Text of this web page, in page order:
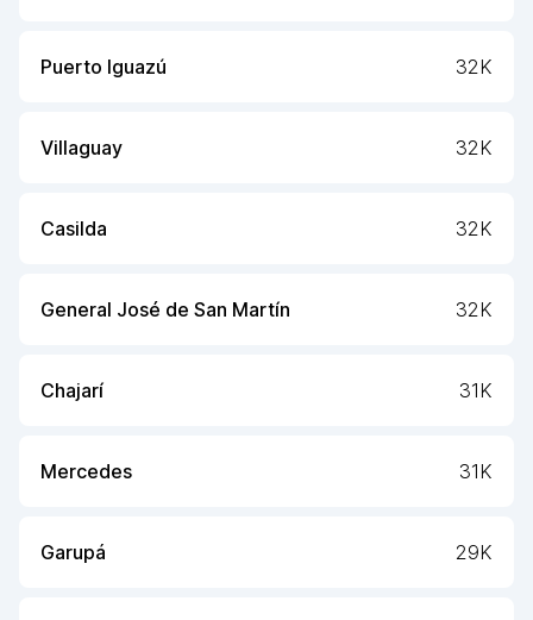
Puerto Iguazú 32K
Villaguay 32K
Casilda 32K
General José de San Martín 32K
Chajarí 31K
Mercedes 31K
Garupá 29K